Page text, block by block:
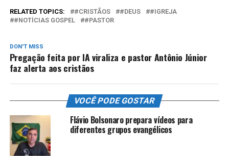
RELATED TOPICS: #CRISTÃOS #DEUS
#IGREJA
#NOTÍCIAS GOSPEL
#PASTOR
DON'T MISS
Pregação feita por IA viraliza e pastor Antônio Júnior
faz alerta aos cristãos
VOCÊ PODE GOSTAR
Flávio Bolsonaro prepara vídeos para
diferentes grupos evangélicos